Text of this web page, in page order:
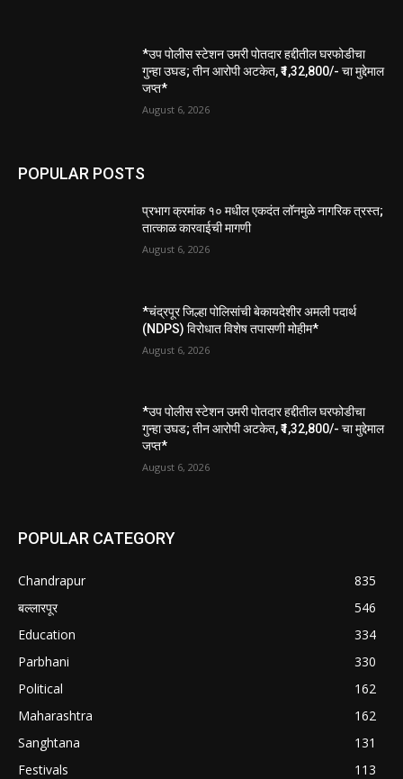
*उप पोलीस स्टेशन उमरी पोतदार हद्दीतील घरफोडीचा
गुन्हा उघड; तीन आरोपी अटकेत, ₹1,32,800/- चा मुद्देमाल
जप्त*
August 6, 2026
POPULAR POSTS
प्रभाग क्रमांक १० मधील एकदंत लॉनमुळे नागरिक त्रस्त;
तात्काळ कारवाईची मागणी
August 6, 2026
*चंद्रपूर जिल्हा पोलिसांची बेकायदेशीर अमली पदार्थ
(NDPS) विरोधात विशेष तपासणी मोहीम*
August 6, 2026
*उप पोलीस स्टेशन उमरी पोतदार हद्दीतील घरफोडीचा
गुन्हा उघड; तीन आरोपी अटकेत, ₹1,32,800/- चा मुद्देमाल
जप्त*
August 6, 2026
POPULAR CATEGORY
Chandrapur
835
बल्लारपूर
546
Education
334
Parbhani
330
Political
162
Maharashtra
162
Sanghtana
131
Festivals
113